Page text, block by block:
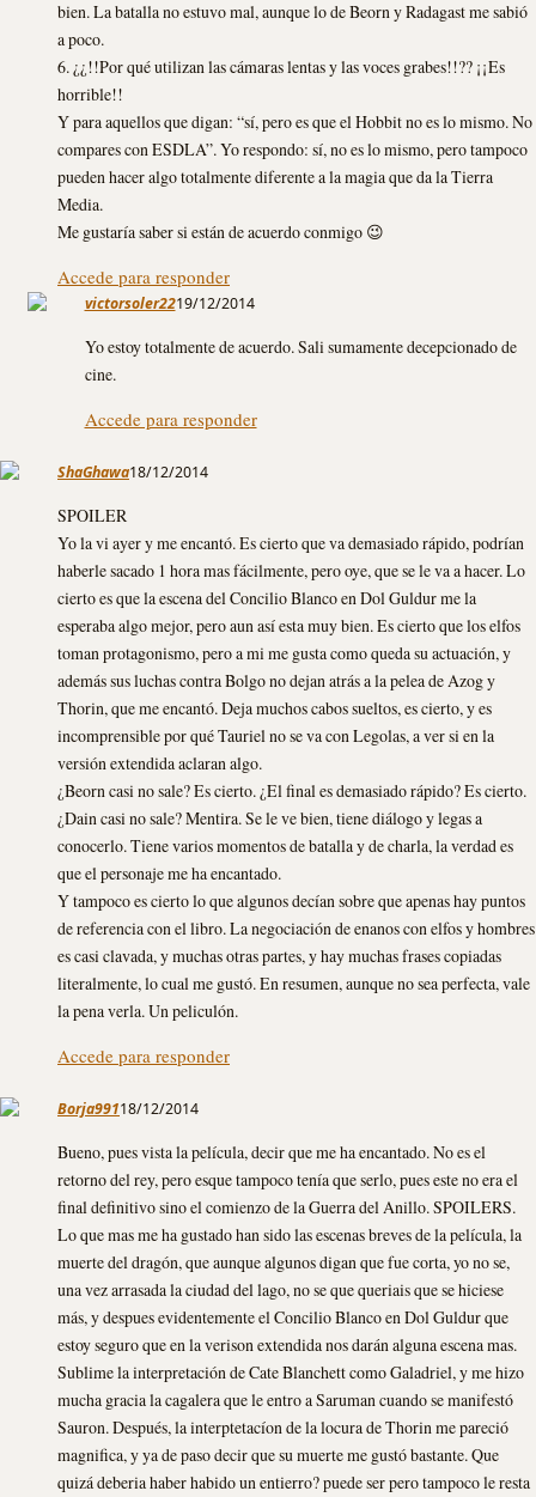
bien. La batalla no estuvo mal, aunque lo de Beorn y Radagast me sabió
a poco.
6. ¿¿!!Por qué utilizan las cámaras lentas y las voces grabes!!?? ¡¡Es
horrible!!
Y para aquellos que digan: “sí, pero es que el Hobbit no es lo mismo. No
compares con ESDLA”. Yo respondo: sí, no es lo mismo, pero tampoco
pueden hacer algo totalmente diferente a la magia que da la Tierra
Media.
Me gustaría saber si están de acuerdo conmigo 😉
Accede para responder
victorsoler2219/12/2014
Yo estoy totalmente de acuerdo. Sali sumamente decepcionado de
cine.
Accede para responder
ShaGhawa18/12/2014
SPOILER
Yo la vi ayer y me encantó. Es cierto que va demasiado rápido, podrían
haberle sacado 1 hora mas fácilmente, pero oye, que se le va a hacer. Lo
cierto es que la escena del Concilio Blanco en Dol Guldur me la
esperaba algo mejor, pero aun así esta muy bien. Es cierto que los elfos
toman protagonismo, pero a mi me gusta como queda su actuación, y
además sus luchas contra Bolgo no dejan atrás a la pelea de Azog y
Thorin, que me encantó. Deja muchos cabos sueltos, es cierto, y es
incomprensible por qué Tauriel no se va con Legolas, a ver si en la
versión extendida aclaran algo.
¿Beorn casi no sale? Es cierto. ¿El final es demasiado rápido? Es cierto.
¿Dain casi no sale? Mentira. Se le ve bien, tiene diálogo y legas a
conocerlo. Tiene varios momentos de batalla y de charla, la verdad es
que el personaje me ha encantado.
Y tampoco es cierto lo que algunos decían sobre que apenas hay puntos
de referencia con el libro. La negociación de enanos con elfos y hombres
es casi clavada, y muchas otras partes, y hay muchas frases copiadas
literalmente, lo cual me gustó. En resumen, aunque no sea perfecta, vale
la pena verla. Un peliculón.
Accede para responder
Borja99118/12/2014
Bueno, pues vista la película, decir que me ha encantado. No es el
retorno del rey, pero esque tampoco tenía que serlo, pues este no era el
final definitivo sino el comienzo de la Guerra del Anillo. SPOILERS.
Lo que mas me ha gustado han sido las escenas breves de la película, la
muerte del dragón, que aunque algunos digan que fue corta, yo no se,
una vez arrasada la ciudad del lago, no se que queriais que se hiciese
más, y despues evidentemente el Concilio Blanco en Dol Guldur que
estoy seguro que en la verison extendida nos darán alguna escena mas.
Sublime la interpretación de Cate Blanchett como Galadriel, y me hizo
mucha gracia la cagalera que le entro a Saruman cuando se manifestó
Sauron. Después, la interptetacíon de la locura de Thorin me pareció
magnifica, y ya de paso decir que su muerte me gustó bastante. Que
quizá deberia haber habido un entierro? puede ser pero tampoco le resta